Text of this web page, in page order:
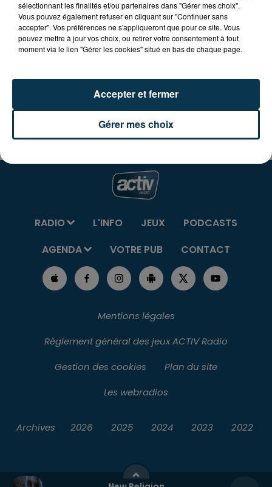
film "Hola Frida", le mercredi 30 octobre 2024 à 15H30,
séance suivie d'un atelier fabrication de couronne de
fleurs en partenariat avec la Chaumière fleurie de St-
Chamond.
cinéma Véo Grand Lumière à St-Chamond sur le site
https://saint-chamond.veocinemas.fr/
RADIO L'INFO JEUX
PODCASTS
AGENDA
VOTRE PUB CONTACT
Mentions légales
Règlement général des jeux ACTIV Radio
Gestion des cookies
Plan du site
Les webradios
Archives 2026 2025 2024 2023 2022
sélectionnant les finalités et/ou partenaires dans "Gérer mes choix".
Vous pouvez également refuser en cliquant sur "Continuer sans
accepter". Vos préférences ne s'appliqueront que pour ce site. Vous
pouvez mettre à jour vos choix, ou retirer votre consentement à tout
moment via le lien "Gérer les cookies" situé en bas de chaque page.
Gérer mes choix
Accepter et fermer